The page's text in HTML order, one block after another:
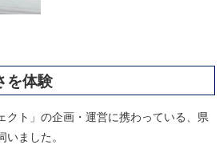
を体験
ト」の企画・運営に携わっている、県
いました。